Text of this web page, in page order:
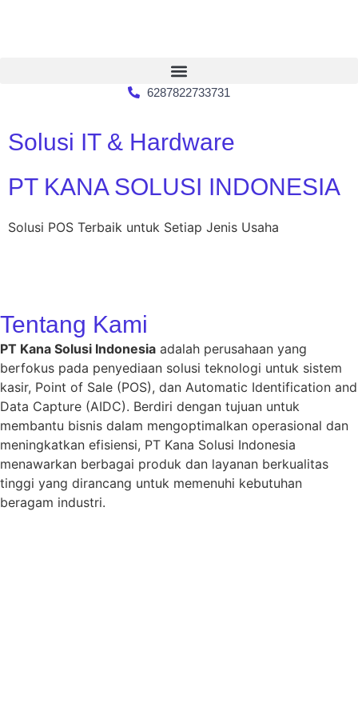
6287822733731
Solusi IT & Hardware
PT KANA SOLUSI INDONESIA
Solusi POS Terbaik untuk Setiap Jenis Usaha
Tentang Kami
PT Kana Solusi Indonesia adalah perusahaan yang
berfokus pada penyediaan solusi teknologi untuk sistem
kasir, Point of Sale (POS), dan Automatic Identification and
Data Capture (AIDC). Berdiri dengan tujuan untuk
membantu bisnis dalam mengoptimalkan operasional dan
meningkatkan efisiensi, PT Kana Solusi Indonesia
menawarkan berbagai produk dan layanan berkualitas
tinggi yang dirancang untuk memenuhi kebutuhan
beragam industri.